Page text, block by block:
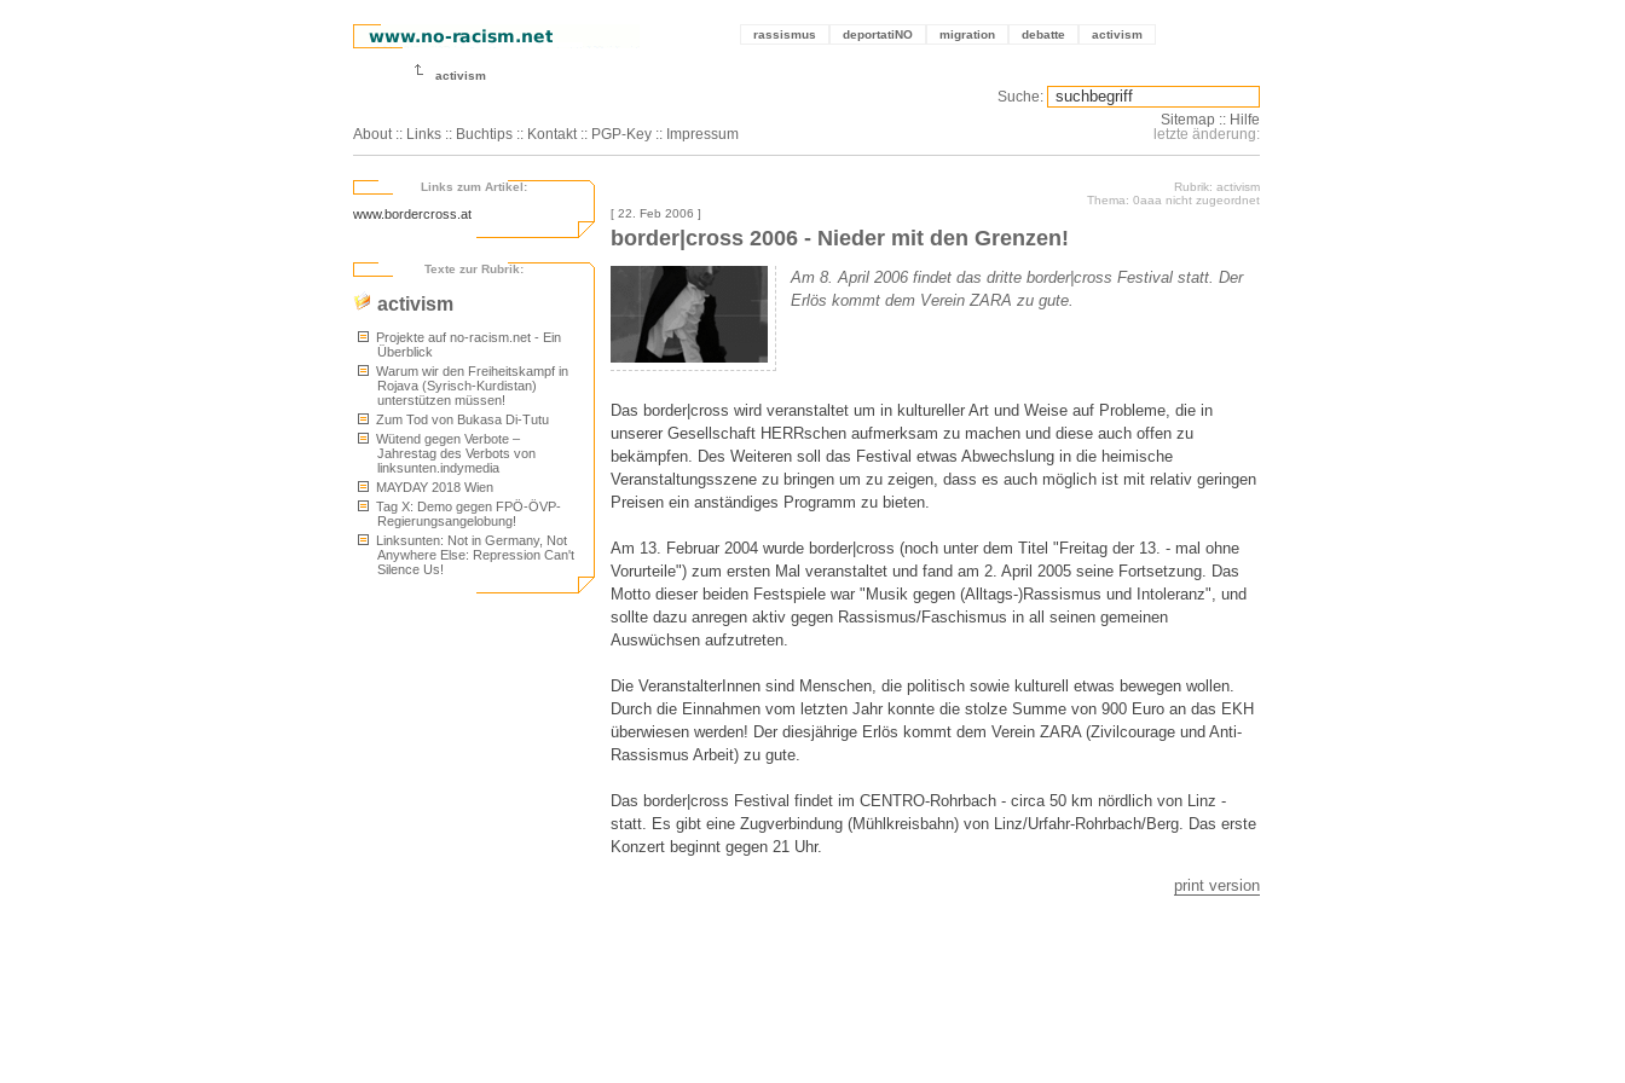
rassismus deportatiNO migration debatte activism
activism
About :: Links :: Buchtips :: Kontakt :: PGP-Key :: Impressum
Suche:
Sitemap :: Hilfe
letzte änderung:
Links zum Artikel:
www.bordercross.at
Texte zur Rubrik:
activism
Projekte auf no-racism.net - Ein
Überblick
Warum wir den Freiheitskampf in
Rojava (Syrisch-Kurdistan)
unterstützen müssen!
Zum Tod von Bukasa Di-Tutu
Wütend gegen Verbote –
Jahrestag des Verbots von
linksunten.indymedia
MAYDAY 2018 Wien
Tag X: Demo gegen FPÖ-ÖVP-
Regierungsangelobung!
Linksunten: Not in Germany, Not
Anywhere Else: Repression Can't
Silence Us!
Rubrik: activism
Thema: 0aaa nicht zugeordnet
[ 22. Feb 2006 ]
border|cross 2006 - Nieder mit den Grenzen!
Am 8. April 2006 findet das dritte border|cross Festival statt. Der
Erlös kommt dem Verein ZARA zu gute.
Das border|cross wird veranstaltet um in kultureller Art und Weise auf Probleme, die in
unserer Gesellschaft HERRschen aufmerksam zu machen und diese auch offen zu
bekämpfen. Des Weiteren soll das Festival etwas Abwechslung in die heimische
Veranstaltungsszene zu bringen um zu zeigen, dass es auch möglich ist mit relativ geringen
Preisen ein anständiges Programm zu bieten.
Am 13. Februar 2004 wurde border|cross (noch unter dem Titel "Freitag der 13. - mal ohne
Vorurteile") zum ersten Mal veranstaltet und fand am 2. April 2005 seine Fortsetzung. Das
Motto dieser beiden Festspiele war "Musik gegen (Alltags-)Rassismus und Intoleranz", und
sollte dazu anregen aktiv gegen Rassismus/Faschismus in all seinen gemeinen
Auswüchsen aufzutreten.
Die VeranstalterInnen sind Menschen, die politisch sowie kulturell etwas bewegen wollen.
Durch die Einnahmen vom letzten Jahr konnte die stolze Summe von 900 Euro an das EKH
überwiesen werden! Der diesjährige Erlös kommt dem Verein ZARA (Zivilcourage und Anti-
Rassismus Arbeit) zu gute.
Das border|cross Festival findet im CENTRO-Rohrbach - circa 50 km nördlich von Linz -
statt. Es gibt eine Zugverbindung (Mühlkreisbahn) von Linz/Urfahr-Rohrbach/Berg. Das erste
Konzert beginnt gegen 21 Uhr.
print version